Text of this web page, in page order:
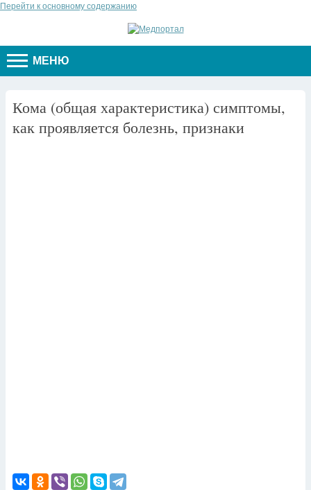
Перейти к основному содержанию
МЕНЮ
Кома (общая характеристика) симптомы,
как проявляется болезнь, признаки